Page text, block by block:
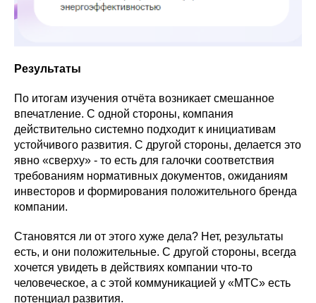
Результаты
По итогам изучения отчёта возникает смешанное
впечатление. С одной стороны, компания
действительно системно подходит к инициативам
устойчивого развития. С другой стороны, делается это
явно «сверху» - то есть для галочки соответствия
требованиям нормативных документов, ожиданиям
инвесторов и формирования положительного бренда
компании.
Становятся ли от этого хуже дела? Нет, результаты
есть, и они положительные. С другой стороны, всегда
хочется увидеть в действиях компании что-то
человеческое, а с этой коммуникацией у «МТС» есть
потенциал развития.